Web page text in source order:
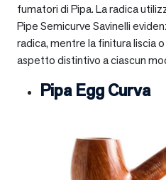
fumatori di Pipa. La radica
Pipe Semicurve Savinelli
radica, mentre la finitura liscia
aspetto distintivo a ciascun
Pipa Egg Curva